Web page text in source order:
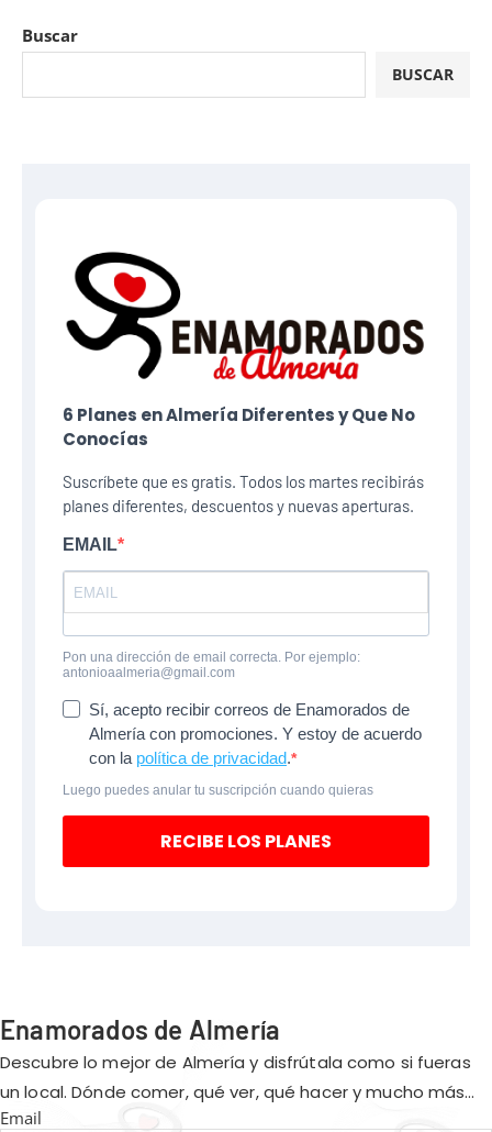
Buscar
BUSCAR
6 Planes​ en Almería Diferentes y Que No
Conocías
Suscríbete que es gratis. Todos los martes recibirás
planes diferentes, descuentos y nuevas aperturas.
EMAIL
Pon una dirección de email correcta. Por ejemplo:
antonioaalmeria@gmail.com
Sí, acepto recibir correos de Enamorados de
Almería con promociones. Y estoy de acuerdo
con la política de privacidad.
Luego puedes anular tu suscripción cuando quieras
RECIBE LOS PLANES
Enamorados de Almería
Descubre lo mejor de Almería y disfrútala como si fueras
un local. Dónde comer, qué ver, qué hacer y mucho más…
Email